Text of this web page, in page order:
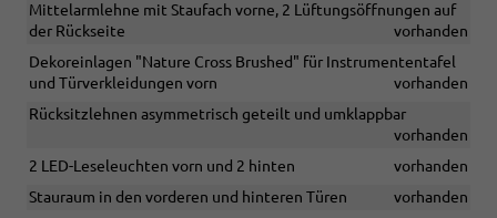
Mittelarmlehne mit Staufach vorne, 2 Lüftungsöffnungen auf
der Rückseite
vorhanden
Dekoreinlagen "Nature Cross Brushed" für Instrumententafel
und Türverkleidungen vorn
vorhanden
Rücksitzlehnen asymmetrisch geteilt und umklappbar
vorhanden
2 LED-Leseleuchten vorn und 2 hinten
vorhanden
Stauraum in den vorderen und hinteren Türen
vorhanden